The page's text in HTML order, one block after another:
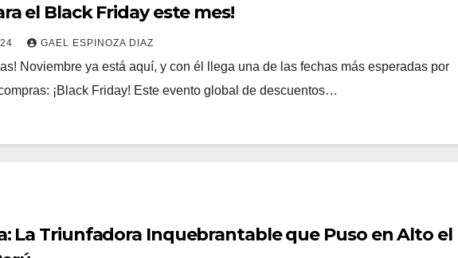
el Black Friday este mes!
GAEL ESPINOZA DIAZ
Noviembre ya está aquí, y con él llega una de las fechas más esperadas por
¡Black Friday! Este evento global de descuentos…
La Triunfadora Inquebrantable que Puso en Alto el